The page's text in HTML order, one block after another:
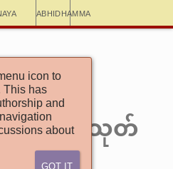
Abhidhamma
icon to
This has
and
about
Got It
တရနိကာယ်
ြာဟ္မဏဝဂ်
ြာဟ္မဏသုတ်